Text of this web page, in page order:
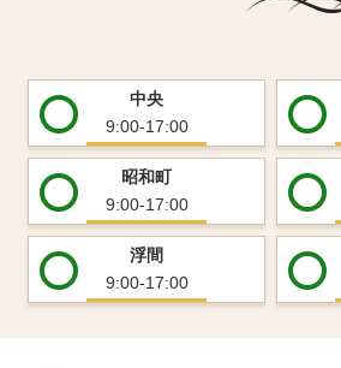
中央
9:00-17:00
昭和町
9:00-17:00
浮間
9:00-17:00